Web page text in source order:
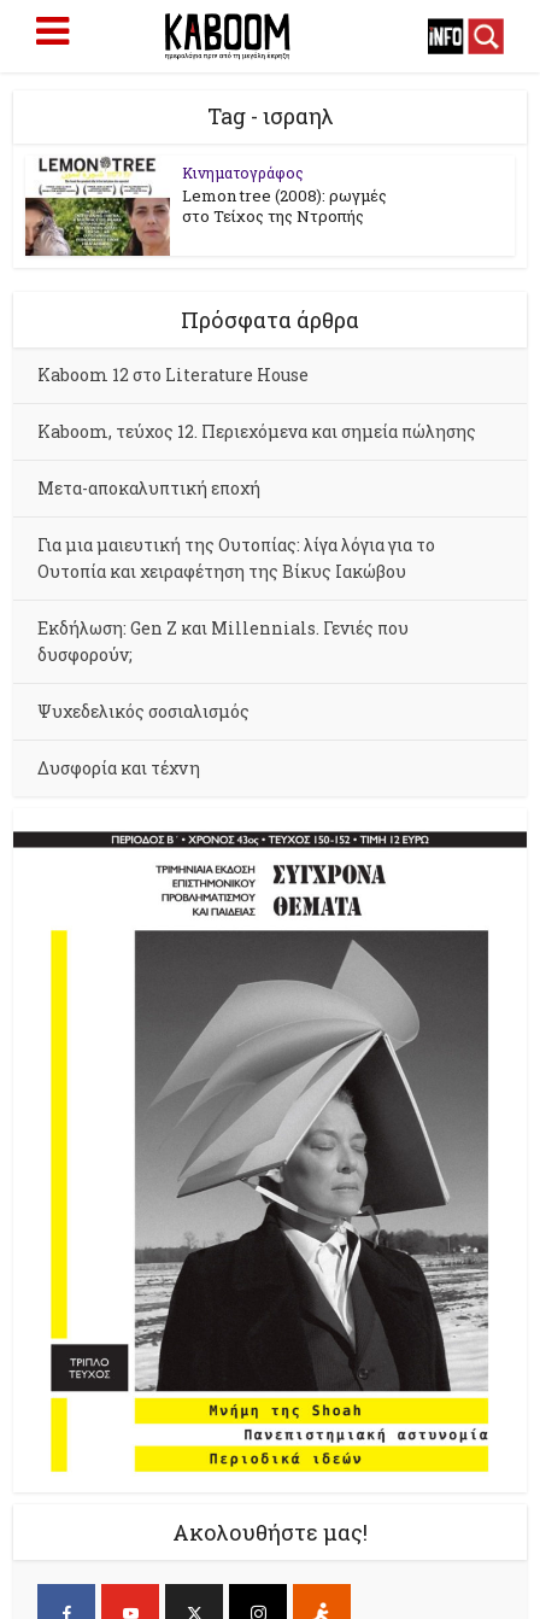
Tag - ισραηλ
Κινηματογράφος
Lemon tree (2008): ρωγμές
στο Τείχος της Ντροπής
Πρόσφατα άρθρα
Kaboom 12 στο Literature House
Kaboom, τεύχος 12. Περιεχόμενα και σημεία πώλησης
Μετα-αποκαλυπτική εποχή
Για μια μαιευτική της Ουτοπίας: λίγα λόγια για το
Ουτοπία και χειραφέτηση της Βίκυς Ιακώβου
Εκδήλωση: Gen Z και Millennials. Γενιές που
δυσφορούν;
Ψυχεδελικός σοσιαλισμός
Δυσφορία και τέχνη
Ακολουθήστε μας!